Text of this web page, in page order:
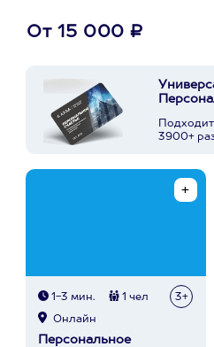
От 15 000 ₽
3900+
1-3 мин. 1 чел 3+
Онлайн
Персональное